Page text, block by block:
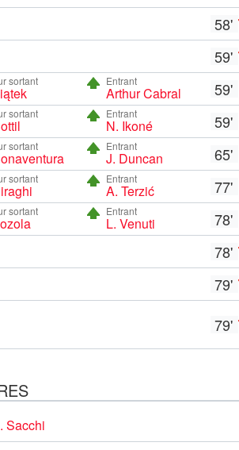
58'
59'
sortant Entrant
Arthur Cabral 59'
sortant Entrant
N. Ikoné 59'
sortant Entrant
J. Duncan 65'
sortant Entrant
A. Terzić 77'
sortant Entrant
L. Venuti
78'
78'
79'
79'
Sacchi